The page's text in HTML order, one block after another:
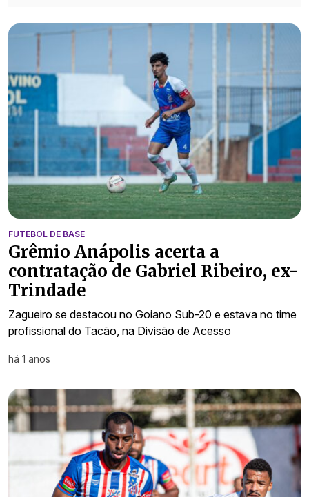
FUTEBOL DE BASE
Grêmio Anápolis acerta a
contratação de Gabriel Ribeiro, ex-
Trindade
Zagueiro se destacou no Goiano Sub-20 e estava no time
profissional do Tacão, na Divisão de Acesso
há 1 anos